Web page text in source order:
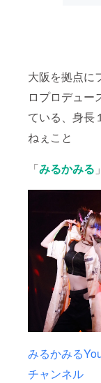
大阪を拠点に
ロプロデュー
ている、身長
ねぇこと
「みるかみる
みるかみる
チャンネル